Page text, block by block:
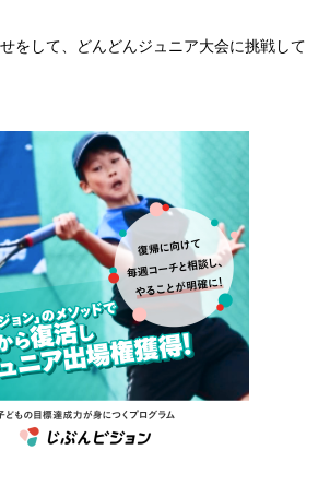
をして、どんどんジュニア大会に挑戦して